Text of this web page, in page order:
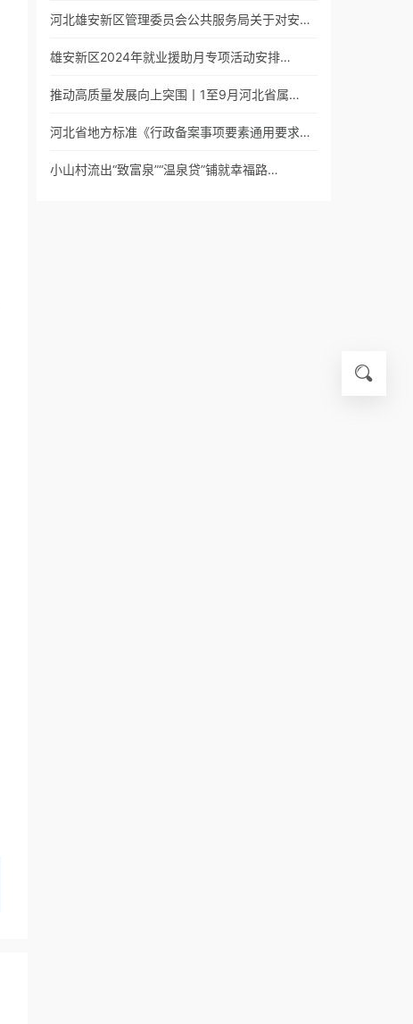
河北雄安新区管理委员会公共服务局关于对安…
雄安新区2024年就业援助月专项活动安排…
推动高质量发展向上突围丨1至9月河北省属…
河北省地方标准《行政备案事项要素通用要求…
小山村流出“致富泉”“温泉贷”铺就幸福路…